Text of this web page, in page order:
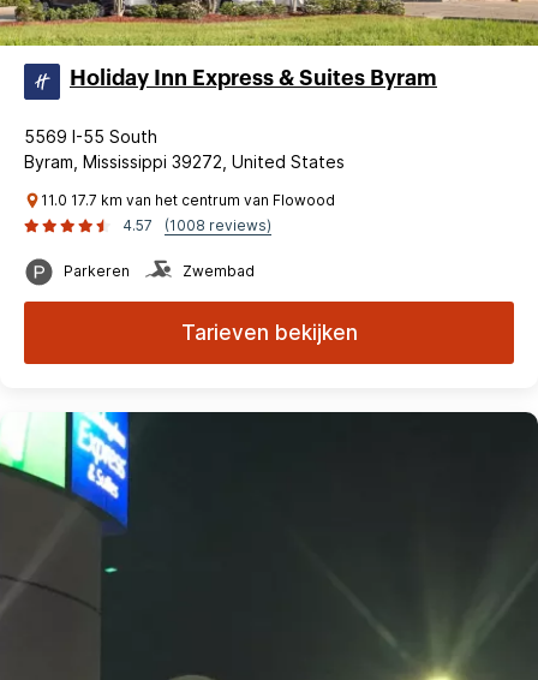
Holiday Inn Express & Suites Byram
5569 I-55 South
Byram, Mississippi 39272, United States
11.0 17.7 km van het centrum van Flowood
4.57
(1008 reviews)
Parkeren Zwembad
Tarieven bekijken